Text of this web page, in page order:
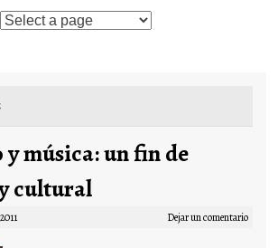
música: un fin de
cultural
Dejar un comentario